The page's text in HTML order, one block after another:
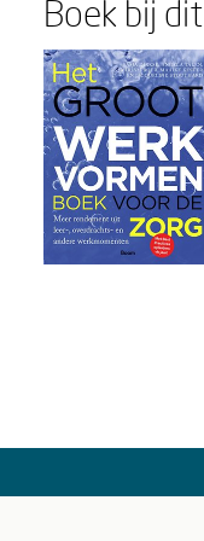
Boek bij